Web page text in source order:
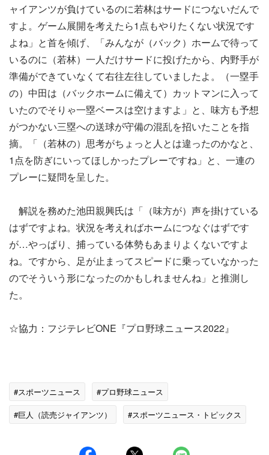
ャイアンツが負けているのに若林はサードにつないだんで
すよ。ゲーム展開を考えたら1点もやりたくない状況です
よね」と首を傾げ、「みんなが（バック）ホームで待って
いるのに（若林）一人だけサードに投げたから、内野手が
準備ができていなくて右往左往していましたよ。（一塁手
の）中田は（バックホームに備えて）カットマンに入って
いたのでそりゃ一塁ベースは空けますよ」と、味方も予想
がつかない三塁への送球が守備の混乱を招いたことを指
摘。「（若林の）思考がちょっと人とは違ったのかなと、
1点を防ぎにいってほしかったプレーですね」と、一連の
プレーに疑問を呈した。
解説を務めた池田親興氏は「（味方が）声を掛けている
はずですよね。状況を考えればホームにつなぐはずです
が…やっぱり、捕っている体勢もあまりよくないですよ
ね。ですから、足が止まってスピードに乗っていなかった
のでそういう形になったのかもしれませんね」と推測し
た。
☆協力：フジテレビONE『プロ野球ニュース2022』
#スポーツニュース
#プロ野球ニュース
#巨人（読売ジャイアンツ）
#スポーツニュース・トピックス